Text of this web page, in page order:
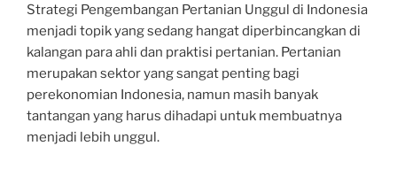
Strategi Pengembangan Pertanian Unggul di Indonesia
menjadi topik yang sedang hangat diperbincangkan di
kalangan para ahli dan praktisi pertanian. Pertanian
merupakan sektor yang sangat penting bagi
perekonomian Indonesia, namun masih banyak
tantangan yang harus dihadapi untuk membuatnya
menjadi lebih unggul.